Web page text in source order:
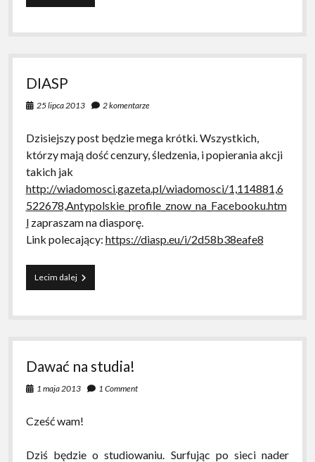
listing
c#
DIASP
25 lipca 2013 2 komentarze
Dzisiejszy post będzie mega krótki. Wszystkich,
którzy mają dość cenzury, śledzenia, i popierania akcji
takich jak
http://wiadomosci.gazeta.pl/wiadomosci/1,114881,6
522678,Antypolskie_profile_znow_na_Facebooku.htm
lzapraszam na diasporę.
Link polecający: https://diasp.eu/i/2d58b38eafe8
Lecim dalejDIASP
Dawać na studia!
1 maja 2013 1 Comment
Cześć wam!
Dziś będzie o studiowaniu. Surfując po sieci nader